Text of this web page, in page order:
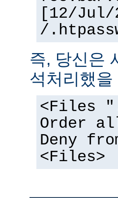
[12/Jul/
/
즉, 당신은
석처리했을
<Files
Order
Deny
<Files>